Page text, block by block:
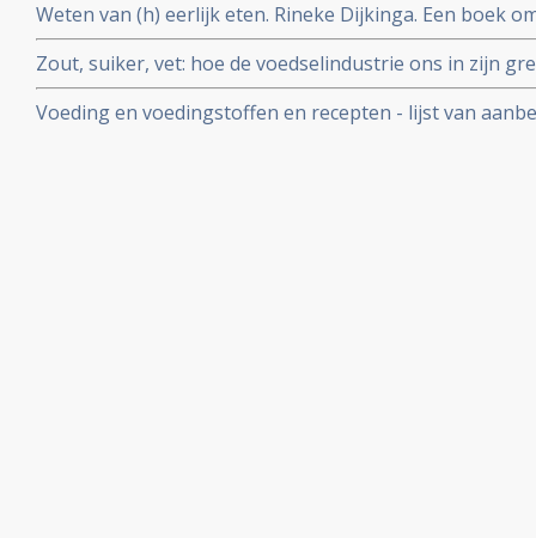
Weten van (h) eerlijk eten. Rineke Dijkinga. Een boek
gezondheid positief te beinvloeden. Inclusief recepten
Zout, suiker, vet: hoe de voedselindustrie ons in zijn
Moss
Voeding en voedingstoffen en recepten - lijst van